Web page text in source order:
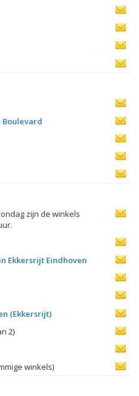
Boulevard
zijn de winkels
Ekkersrijt Eindhoven
(Ekkersrijt)
2)
winkels)